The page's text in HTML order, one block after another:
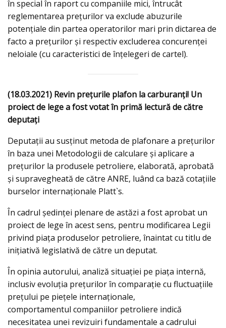
în special în raport cu companiile mici, întrucât
reglementarea prețurilor va exclude abuzurile
potențiale din partea operatorilor mari prin dictarea de
facto a prețurilor și respectiv excluderea concurenței
neloiale (cu caracteristici de înțelegeri de cartel).
(18.03.2021) Revin preţurile plafon la carburanţi! Un
proiect de lege a fost votat în primă lectură de către
deputaţi
Deputații au susținut metoda de plafonare a prețurilor
în baza unei Metodologii de calculare și aplicare a
prețurilor la produsele petroliere, elaborată, aprobată
și supravegheată de către ANRE, luând ca bază cotațiile
burselor internaționale Platt`s.
În cadrul ședinței plenare de astăzi a fost aprobat un
proiect de lege în acest sens, pentru modificarea Legii
privind piața produselor petroliere, înaintat cu titlu de
inițiativă legislativă de către un deputat.
În opinia autorului, analiză situației pe piața internă,
inclusiv evoluția prețurilor în comparație cu fluctuațiile
prețului pe piețele internaționale,
comportamentul companiilor petroliere indică
necesitatea unei revizuiri fundamentale a cadrului